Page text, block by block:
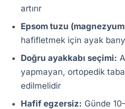
artırır
Epsom tuzu
hafifletmek için ayak
Doğru ayakkabı seçimi:
yapmayan, ortopedik
edilmelidir
Hafif egzersiz: Günde